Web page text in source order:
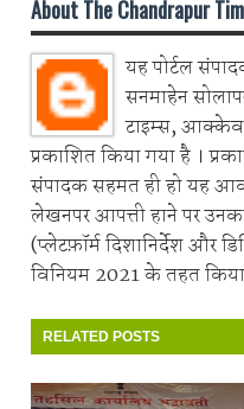
About The Chandrapur
यह पोर्टल
सनमाहेन
टाइम्स,
प्रकाशित किया गया है ।
संपादक सहमत ही हो यह
लेखनपर आपत्ती हाने पर उनका
(प्लेटफ़ॉर्म दिशानिर्देश और
विनियम 2021 के तहत
RELATED POSTS